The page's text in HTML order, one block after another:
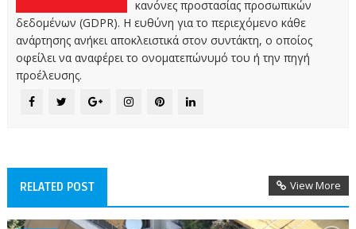
κανόνες προστασίας προσωπικών
δεδομένων (GDPR). Η ευθύνη για το περιεχόμενο κάθε
ανάρτησης ανήκει αποκλειστικά στον συντάκτη, ο οποίος
οφείλει να αναφέρει το ονοματεπώνυμό του ή την πηγή
προέλευσης.
RELATED POST View More